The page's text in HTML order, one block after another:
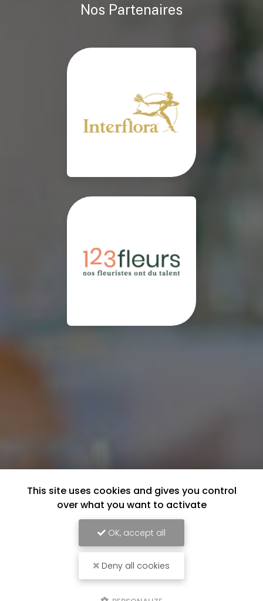
Nos Partenaires
This site uses cookies and gives you control
over what you want to activate
OK, accept all
Deny all cookies